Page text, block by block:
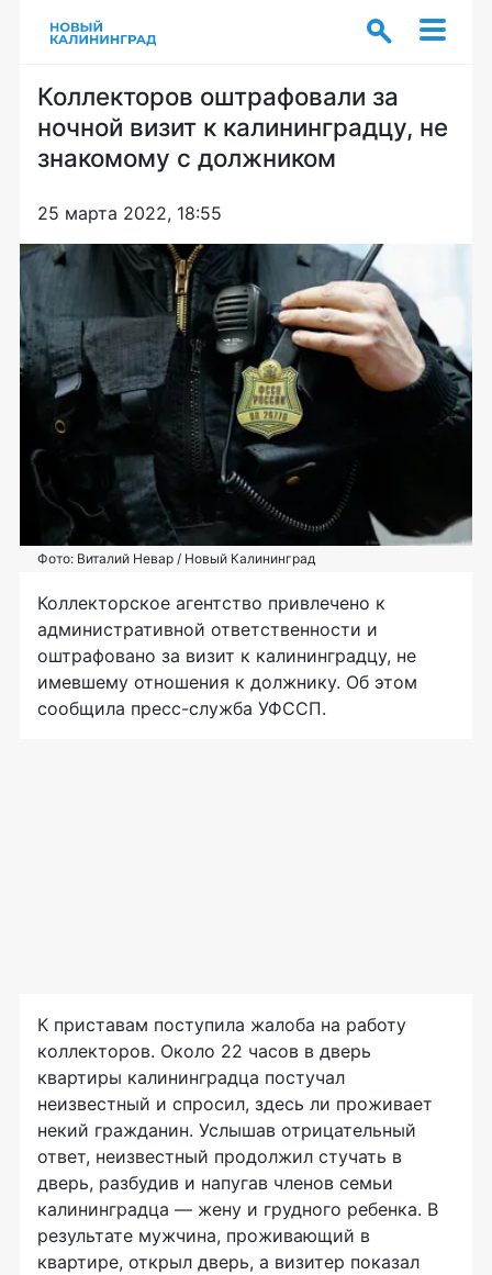
Коллекторов оштрафовали за
ночной визит к калининградцу, не
знакомому с должником
25 марта 2022, 18:55
Фото: Виталий Невар / Новый Калининград
Коллекторское агентство привлечено к
административной ответственности и
оштрафовано за визит к калининградцу, не
имевшему отношения к должнику. Об этом
сообщила пресс-служба УФССП.
К приставам поступила жалоба на работу
коллекторов. Около 22 часов в дверь
квартиры калининградца постучал
неизвестный и спросил, здесь ли проживает
некий гражданин. Услышав отрицательный
ответ, неизвестный продолжил стучать в
дверь, разбудив и напугав членов семьи
калининградца — жену и грудного ребенка. В
результате мужчина, проживающий в
квартире, открыл дверь, а визитер показал